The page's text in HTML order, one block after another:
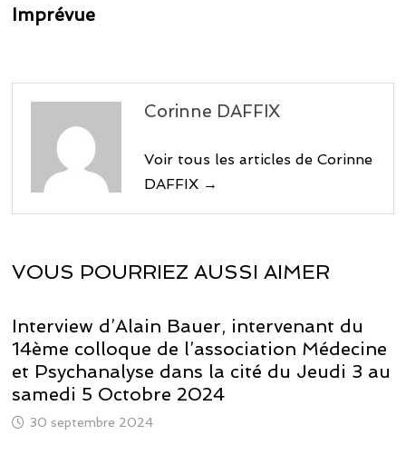
Imprévue
Corinne DAFFIX
Voir tous les articles de Corinne
DAFFIX →
VOUS POURRIEZ AUSSI AIMER
Interview d’Alain Bauer, intervenant du
14ème colloque de l’association Médecine
et Psychanalyse dans la cité du Jeudi 3 au
samedi 5 Octobre 2024
30 septembre 2024